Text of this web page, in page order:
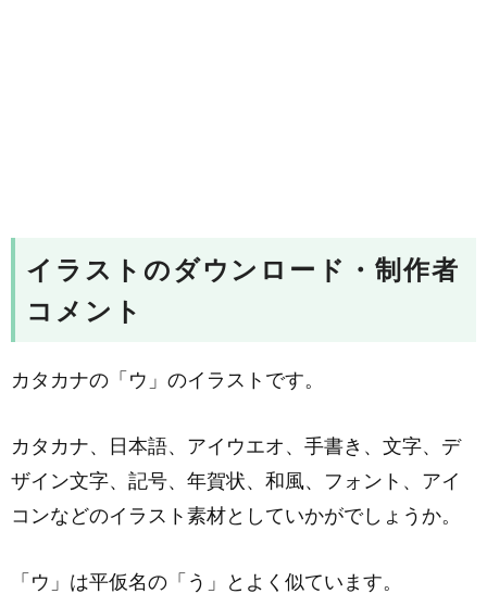
イラストのダウンロード・制作者
コメント
カタカナの「ウ」のイラストです。
カタカナ、日本語、アイウエオ、手書き、文字、デ
ザイン文字、記号、年賀状、和風、フォント、アイ
コンなどのイラスト素材としていかがでしょうか。
「ウ」は平仮名の「う」とよく似ています。